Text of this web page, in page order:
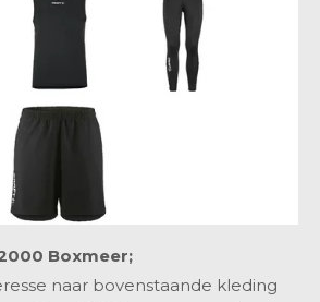
Boxmeer;
naar bovenstaande kleding